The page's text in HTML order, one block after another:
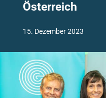
Österreich
15. Dezember 2023